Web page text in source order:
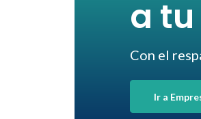
a
Con el
Ir a